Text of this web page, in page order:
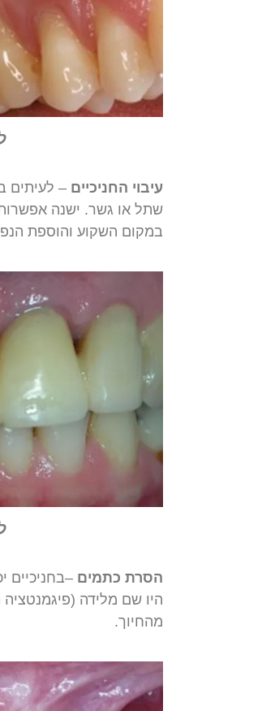
עיבוי החניכיים – לעיתים
שתל או גשר. ישנה
במקום השקוע והוספת
הסרת כתמים –בחניכיים
היו שם מלידה (פיגמנטציה
מהחיוך.